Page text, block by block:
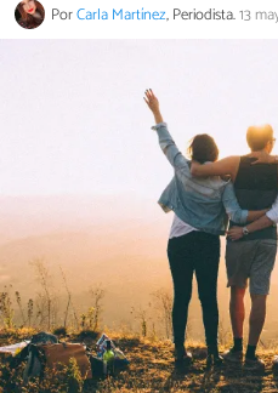
PorCarla Martínez, Periodista.13